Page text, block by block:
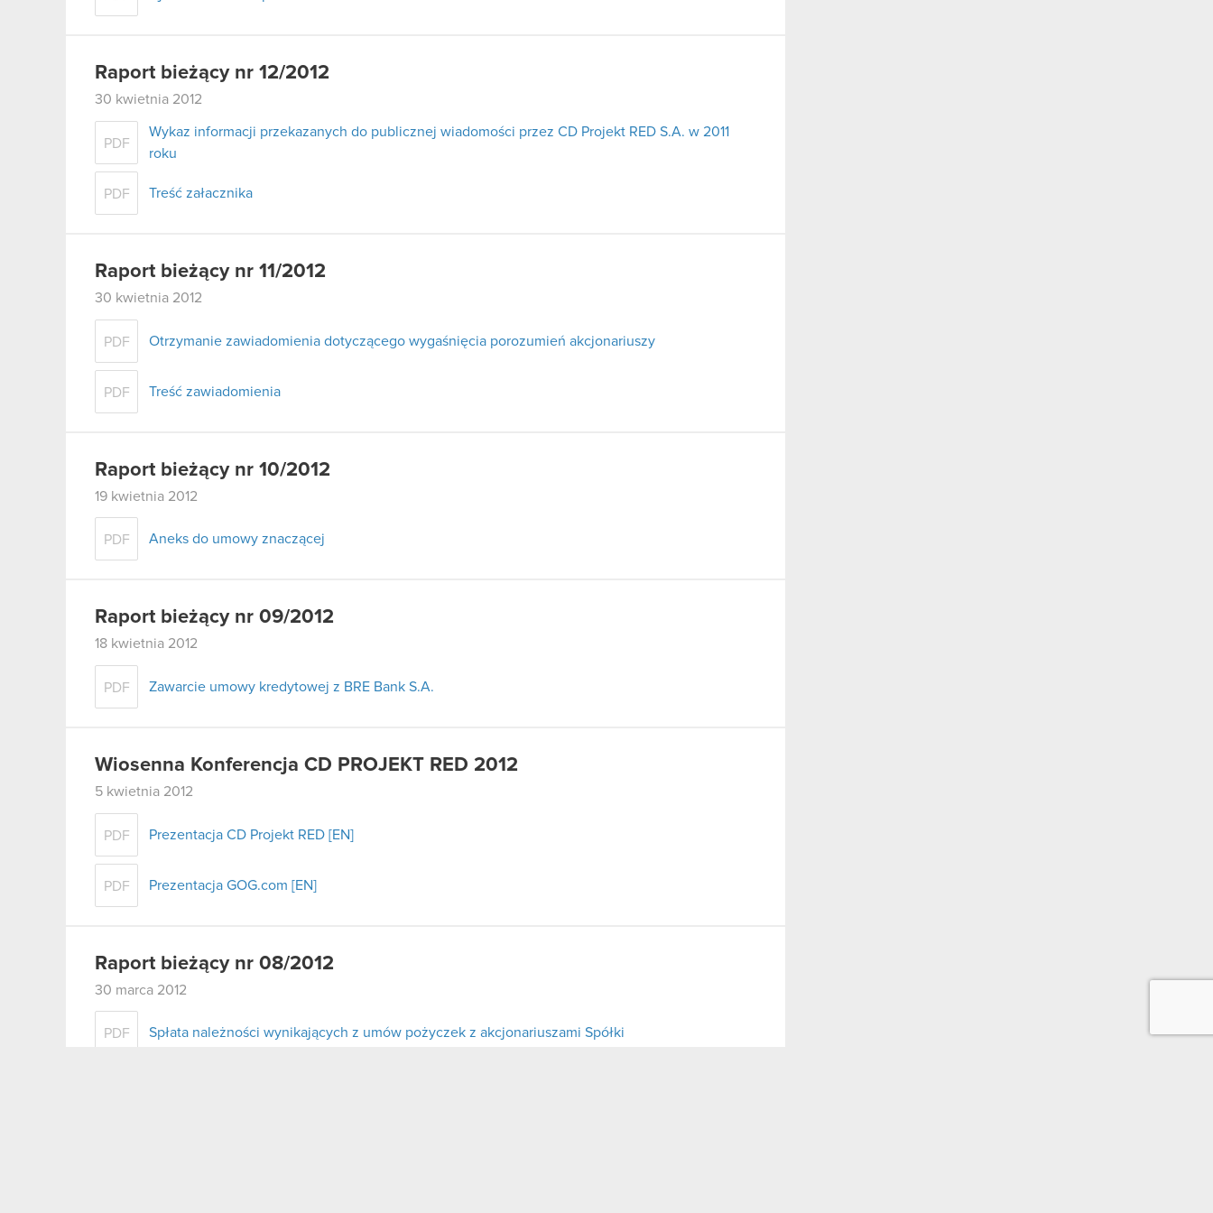
Raport bieżący nr 12/2012
30 kwietnia 2012
PDF
Wykaz informacji przekazanych do publicznej wiadomości przez CD Projekt RED S.A. w 2011
roku
PDF Treść załacznika
Raport bieżący nr 11/2012
30 kwietnia 2012
PDF Otrzymanie zawiadomienia dotyczącego wygaśnięcia porozumień akcjonariuszy
PDF Treść zawiadomienia
Raport bieżący nr 10/2012
19 kwietnia 2012
PDF Aneks do umowy znaczącej
Raport bieżący nr 09/2012
18 kwietnia 2012
PDF Zawarcie umowy kredytowej z BRE Bank S.A.
Wiosenna Konferencja CD PROJEKT RED 2012
5 kwietnia 2012
PDF Prezentacja CD Projekt RED [EN]
PDF Prezentacja GOG.com [EN]
Raport bieżący nr 08/2012
30 marca 2012
PDF Spłata należności wynikających z umów pożyczek z akcjonariuszami Spółki